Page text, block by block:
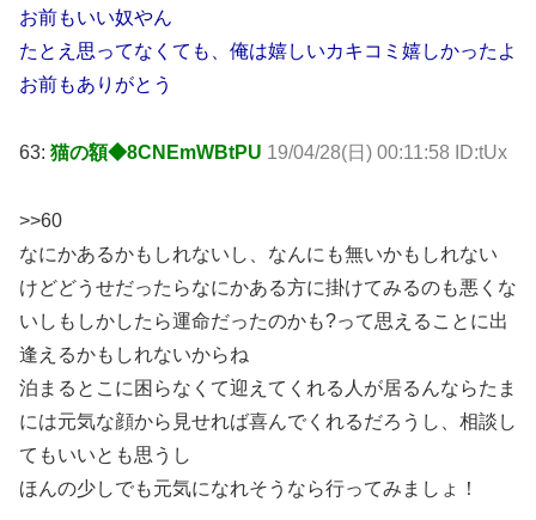
お前もいい奴やん
たとえ思ってなくても、俺は嬉しいカキコミ嬉しかったよ
お前もありがとう
63: 猫の額◆8CNEmWBtPU 19/04/28(日) 00:11:58 ID:tUx
>>60
なにかあるかもしれないし、なんにも無いかもしれない
けどどうせだったらなにかある方に掛けてみるのも悪くな
いしもしかしたら運命だったのかも?って思えることに出
逢えるかもしれないからね
泊まるとこに困らなくて迎えてくれる人が居るんならたま
には元気な顔から見せれば喜んでくれるだろうし、相談し
てもいいとも思うし
ほんの少しでも元気になれそうなら行ってみましょ！